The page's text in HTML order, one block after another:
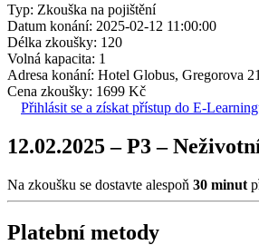
Typ: Zkouška na pojištění
Datum konání: 2025-02-12 11:00:00
Délka zkoušky: 120
Volná kapacita: 1
Adresa konání: Hotel Globus, Gregorova
Cena zkoušky: 1699 Kč
Přihlásit se a získat přístup do E-
12.02.2025 – P3 –
Na zkoušku se dostavte alespoň 30 minut
Platební metody